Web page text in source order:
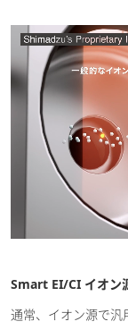
Smart EI/CI イオン
通常、イオン源で汎